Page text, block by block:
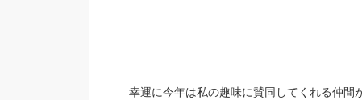
幸運に今年は私の趣味に賛同してくれる仲間